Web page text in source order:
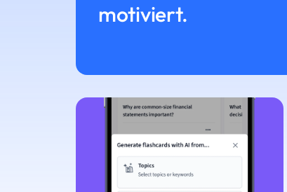
motiviert.